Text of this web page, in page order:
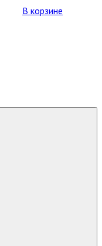
В корзине